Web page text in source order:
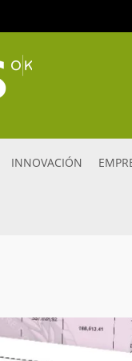
INNOVACIÓN